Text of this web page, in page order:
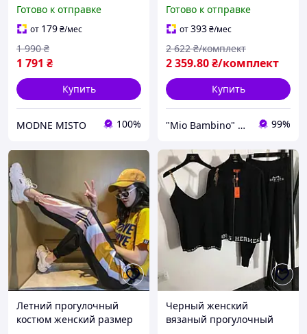
и брюки палаццо серый,
серый, L
Готово к отправке
от 179₴/мес
1 791 ₴
1 990 ₴
Купить
MODNE MISTO 100%
штанами
Готово к отправке
от393₴/мес
2 359.80₴/комплект
2 622 ₴/комплект
Купить
"Mio Bambino" магазин детской брендовой одежды 99%
Летний прогулочный
костюм женский размер
Черный женский
вязаный прогулочный